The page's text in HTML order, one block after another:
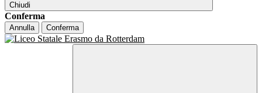
Chiudi
Conferma
Annulla Conferma